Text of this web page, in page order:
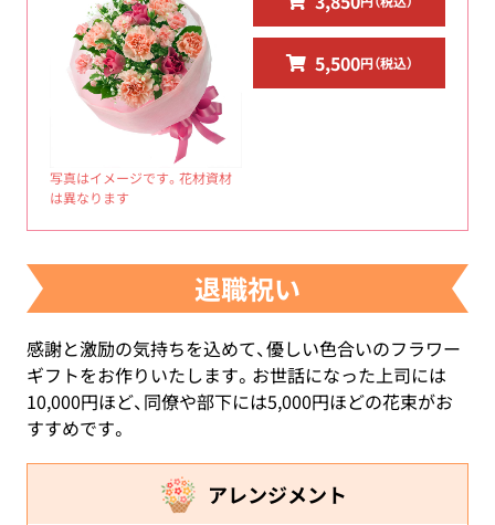
写真はイメージです。花材資材
は異なります
5,500円（税込）
退職祝い
感謝と激励の気持ちを込めて、優しい色合いのフラワー
ギフトをお作りいたします。お世話になった上司には
10,000円ほど、同僚や部下には5,000円ほどの花束がお
すすめです。
アレンジメント